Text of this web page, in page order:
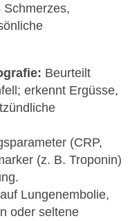
Schmerzes,
Beurteilt
erkennt Ergüsse,
(CRP,
(z. B. Troponin)
Lungenembolie,
oder seltene